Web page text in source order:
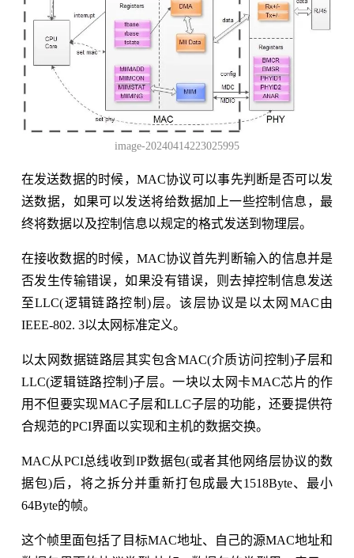
image-20240414223025995
在发送数据的时候，MAC协议可以事先判断是否可以发
送数据，如果可以发送将给数据加上一些控制信息，最
终将数据以及控制信息以规定的格式发送到物理层。
在接收数据的时候，MAC协议首先判断输入的信息并是
否发生传输错误，如果没有错误，则去掉控制信息发送
至LLC(逻辑链路控制)层。该层协议是以太网MAC由
IEEE-802. 3以太网标准定义。
以太网数据链路层其实包含MAC(介质访问控制)子层和
LLC(逻辑链路控制)子层。一块以太网卡MAC芯片的作
用不但要实现MAC子层和LLC子层的功能，还要提供符
合规范的PCI界面以实现和主机的数据交换。
MAC从PCI总线收到IP数据包(或者其他网络层协议的数
据包)后，将之拆分并重新打包成最大1518Byte、最小
64Byte的帧。
这个帧里面包括了目标MAC地址、自己的源MAC地址和